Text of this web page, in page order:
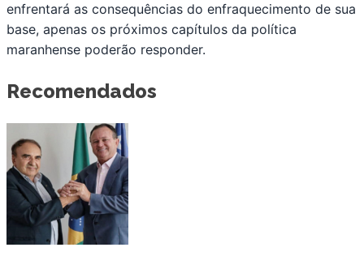
enfrentará as consequências do enfraquecimento de sua
base, apenas os próximos capítulos da política
maranhense poderão responder.
Recomendados